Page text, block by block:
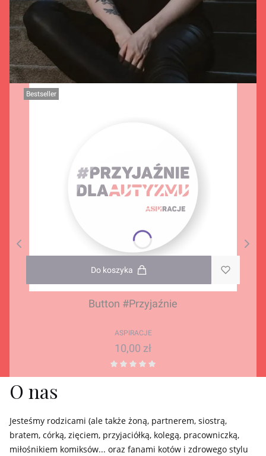
Bestseller
Do koszyka
Button #Przyjaźnie
ASPIRACJE
Cena
10,00 zł
O nas
Jesteśmy rodzicami (ale także żoną, partnerem, siostrą,
bratem, córką, zięciem, przyjaciółką, kolegą, pracowniczką,
miłośnikiem komiksów... oraz fanami kotów i zdrowego stylu